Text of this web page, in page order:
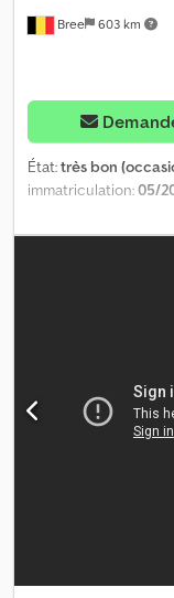
Bree 603 km
État:très bon
immatriculation:05/
Accessoire adapté
optique: très bon